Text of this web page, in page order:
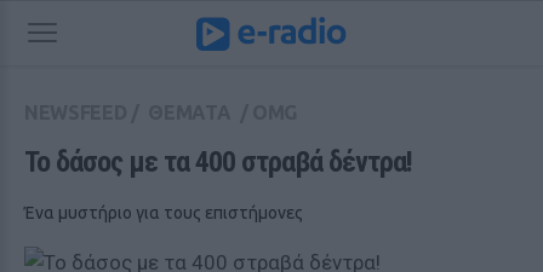
Το δάσος με τα 400 στραβά δέντρα!
Ένα μυστήριο για τους επιστήμονες